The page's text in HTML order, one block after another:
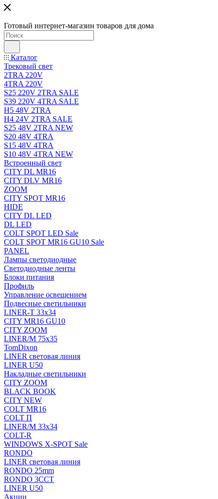
Готовый интернет-магазин товаров для дома
Каталог
Трековый свет
2TRA 220V
4TRA 220V
S25 220V 2TRA SALE
S39 220V 4TRA SALE
H5 48V 2TRA
H4 24V 2TRA SALE
S25 48V 2TRA NEW
S20 48V 4TRA
S15 48V 4TRA
S10 48V 4TRA NEW
Встроенный свет
CITY DL MR16
CITY DLV MR16
ZOOM
CITY SPOT MR16
HIDE
CITY DL LED
DL LED
COLT SPOT LED Sale
COLT SPOT MR16 GU10 Sale
PANEL
Лампы светодиодные
Светодиодные ленты
Блоки питания
Профиль
Управление освещением
Подвесные светильники
LINER-T 33x34
CITY MR16 GU10
CITY ZOOM
LINER/M 75х35
TomDixon
LINER световая линия
LINER U50
Накладные светильники
CITY ZOOM
BLACK BOOK
CITY NEW
COLT MR16
COLT П
LINER/М 33х34
COLT-R
WINDOWS X-SPOT Sale
RONDO
LINER световая линия
RONDO 25mm
RONDO 3CCT
LINER U50
Акции